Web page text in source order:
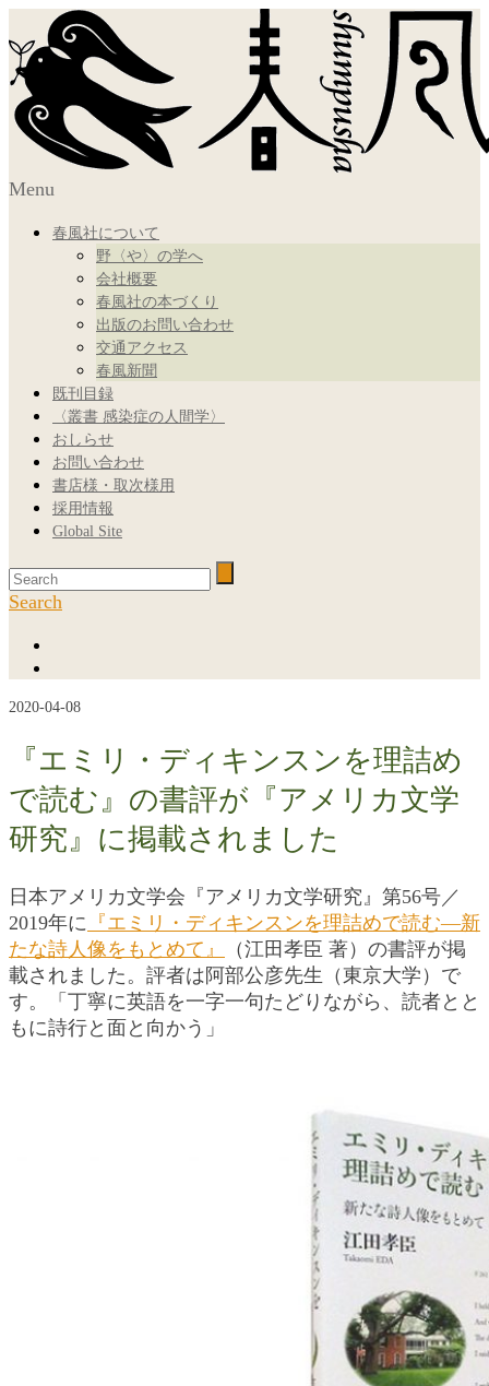
Menu
春風社について
野〈や〉の学へ
会社概要
春風社の本づくり
出版のお問い合わせ
交通アクセス
春風新聞
既刊目録
〈叢書 感染症の人間学〉
おしらせ
お問い合わせ
書店様・取次様用
採用情報
Global Site
Search
2020-04-08
『エミリ・ディキンスンを理詰め
で読む』の書評が『アメリカ文学
研究』に掲載されました
日本アメリカ文学会『アメリカ文学研究』第56号／
2019年に 『エミリ・ディキンスンを理詰めで読む―新
たな詩人像をもとめて』
（江田孝臣 著）の書評が掲
載されました。評者は阿部公彦先生（東京大学）で
す。「丁寧に英語を一字一句たどりながら、読者とと
もに詩行と面と向かう」